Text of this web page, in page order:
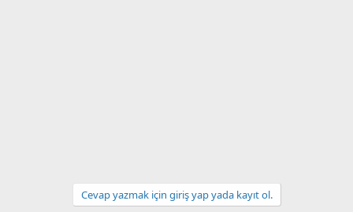
Cevap yazmak için giriş yap yada kayıt ol.